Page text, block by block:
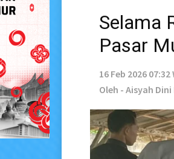
Selama
Pasar
16 Feb 2026 07:32
Oleh - Aisyah